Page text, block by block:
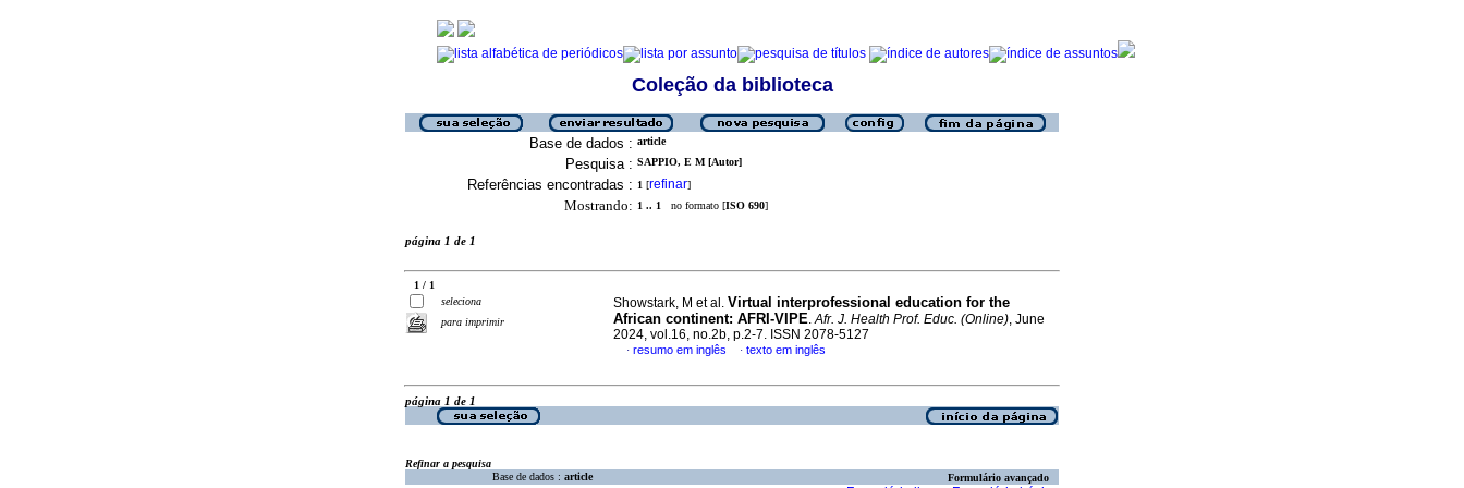
Coleção da biblioteca
Base de dados : article
Pesquisa : SAPPIO, E M [Autor]
Referências encontradas : 1 [refinar]
Mostrando: 1 .. 1 no formato [ISO 690]
página 1 de 1
1 / 1
seleciona
para imprimir
Showstark, M et al. Virtual interprofessional education for the
African continent: AFRI-VIPE.Afr. J. Health Prof. Educ. (Online), June
2024, vol.16, no.2b, p.2-7. ISSN 2078-5127
· resumo em inglês · texto em inglês
página 1 de 1
Refinar a pesquisa
Base de dados : article Formulário avançado